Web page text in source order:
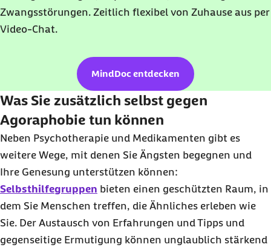
Zwangsstörungen. Zeitlich flexibel von Zuhause aus per
Video-Chat.
MindDoc entdecken
Was Sie zusätzlich selbst gegen
Agoraphobie tun können
Neben Psychotherapie und Medikamenten gibt es
weitere Wege, mit denen Sie Ängsten begegnen und
Ihre Genesung unterstützen können:
Selbsthilfegruppen bieten einen geschützten Raum, in
dem Sie Menschen treffen, die Ähnliches erleben wie
Sie. Der Austausch von Erfahrungen und Tipps und
gegenseitige Ermutigung können unglaublich stärkend